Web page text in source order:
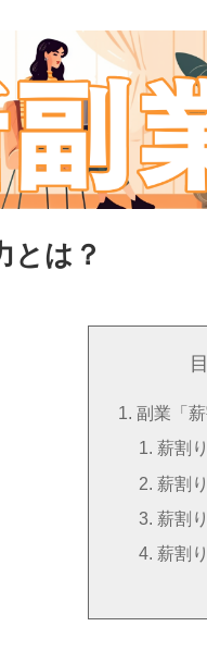
とは？
副業「
薪割
薪割
薪割
薪割